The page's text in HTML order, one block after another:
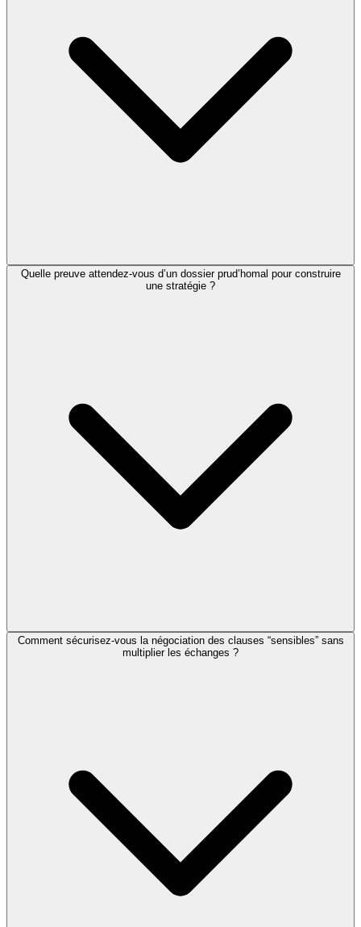
Quelle preuve attendez-vous d’un dossier prud’homal pour construire
une stratégie ?
Comment sécurisez-vous la négociation des clauses “sensibles” sans
multiplier les échanges ?